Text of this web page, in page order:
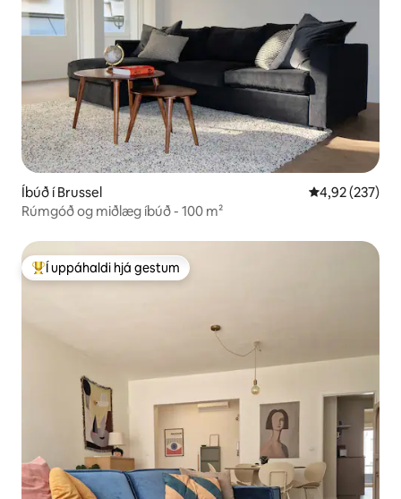
Íbúð í Brussel 4,92 af 5 í
4,92 (237)
Rúmgóð og miðlæg íbúð - 100 m²
Í mestu uppáhaldi hjá gestum
Í uppáhaldi hjá gestum